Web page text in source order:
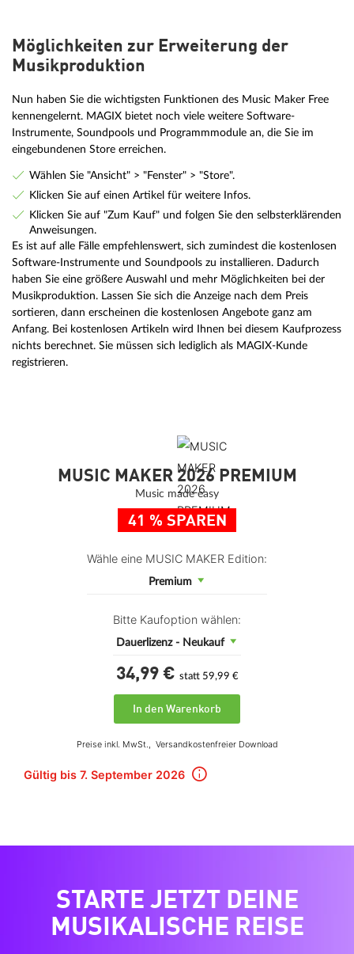
Möglichkeiten zur Erweiterung der
Musikproduktion
Nun haben Sie die wichtigsten Funktionen des Music Maker Free
kennengelernt. MAGIX bietet noch viele weitere Software-
Instrumente, Soundpools und Programmmodule an, die Sie im
eingebundenen Store erreichen.
Wählen Sie "Ansicht" > "Fenster" > "Store".
Klicken Sie auf einen Artikel für weitere Infos.
Klicken Sie auf "Zum Kauf" und folgen Sie den selbsterklärenden
Anweisungen.
Es ist auf alle Fälle empfehlenswert, sich zumindest die kostenlosen
Software-Instrumente und Soundpools zu installieren. Dadurch
haben Sie eine größere Auswahl und mehr Möglichkeiten bei der
Musikproduktion. Lassen Sie sich die Anzeige nach dem Preis
sortieren, dann erscheinen die kostenlosen Angebote ganz am
Anfang. Bei kostenlosen Artikeln wird Ihnen bei diesem Kaufprozess
nichts berechnet. Sie müssen sich lediglich als MAGIX-Kunde
registrieren.
MUSIC MAKER 2026 PREMIUM
Music made easy
41 % SPAREN
Wähle eine MUSIC MAKER Edition:
Premium
Bitte Kaufoption wählen:
Dauerlizenz - Neukauf
34,99€ statt 59,99 €
In den Warenkorb
Preise inkl. MwSt., Versandkostenfreier Download
Gültig bis 7. September 2026
STARTE JETZT DEINE
MUSIKALISCHE REISE